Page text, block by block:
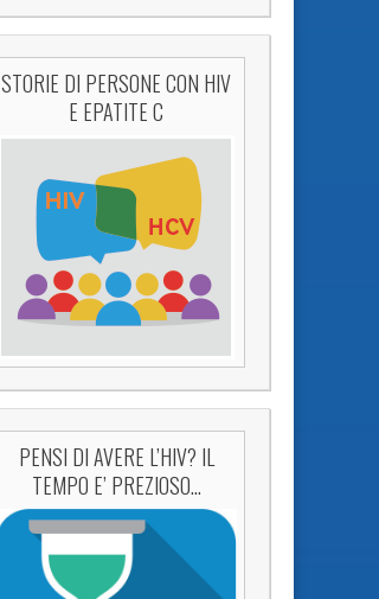
STORIE DI PERSONE CON HIV
E EPATITE C
PENSI DI AVERE L’HIV? IL
TEMPO E’ PREZIOSO…